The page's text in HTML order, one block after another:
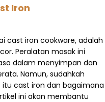
Iron
cast iron cookware, adalah
Peralatan masak ini
dalam menyimpan dan
Namun, sudahkah
cast iron dan bagaimana
ini akan membantu